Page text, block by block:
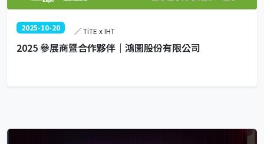
2025-10-20 ／ TiTE x IHT
2025 參展商暨合作夥伴｜鴻圖股份有限公司